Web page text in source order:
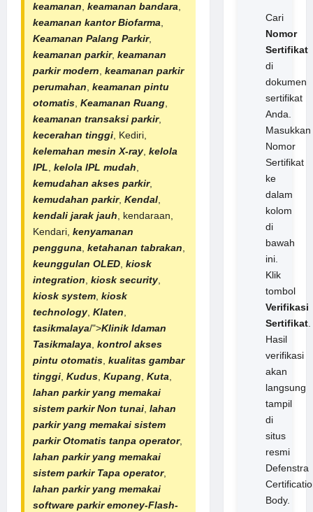
keamanan keamanan bandara
keamanan kantor Biofarma
Keamanan Palang Parkir,
keamanan parkir, keamanan
parkir modern keamanan parkir
perumahan keamanan pintu
otomatis Keamanan Ruang
keamanan transaksi parkir,
kecerahan tinggi , Kediri,
kelemahan mesin X-ray kelola
IPL kelola IPL mudah
kemudahan akses parkir,
kemudahan parkir, Kendal
kendali jarak jauh , kendaraan,
Kendari, kenyamanan
pengguna ketahanan tabrakan
keunggulan OLED kiosk
integration kiosk security
kiosk system kiosk
technology Klaten
tasikmalaya/">Klinik Idaman
Tasikmalaya kontrol akses
pintu otomatis kualitas gambar
tinggi Kudus Kupang Kuta
lahan parkir yang memakai
sistem parkir Non tunai lahan
parkir yang memakai sistem
parkir Otomatis tanpa operator,
lahan parkir yang memakai
sistem parkir Tapa operator,
lahan parkir yang memakai
software parkiremoney-Flash-
Cari
Nomor
Sertifikat
di
dokumen
sertifikat
Anda.
Masukkan
Nomor
Sertifikat
ke
dalam
kolom
di
bawah
ini.
Klik
tombol
Verifikasi
Sertifikat.
Hasil
verifikasi
akan
langsung
tampil
di
situs
resmi
Defenstra
Body.